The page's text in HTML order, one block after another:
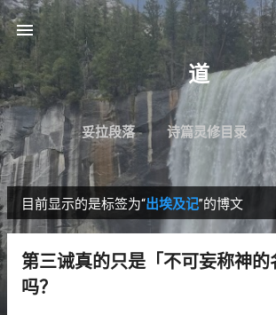
跳至主要内容
道
妥拉段落 诗篇灵修目录
博
文
目前显示的是标签为“出埃及记”的博文
第三诫真的只是「不可妄称神的
吗？